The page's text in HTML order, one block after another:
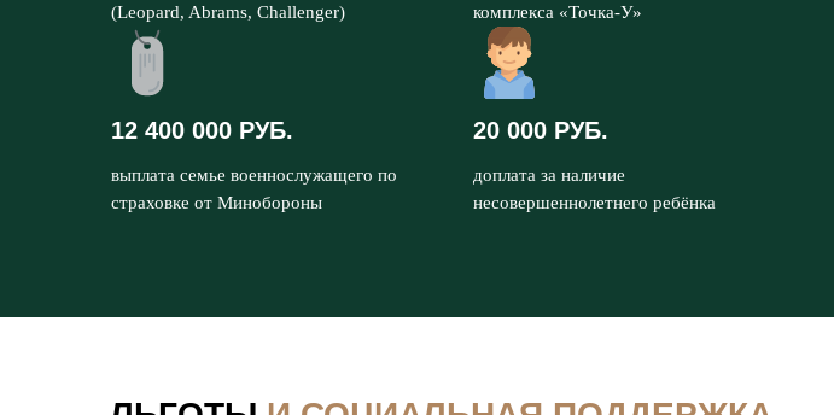
(Leopard, Abrams, Challenger)
комплекса «Точка-У»
12 400 000 РУБ.
выплата семье военнослужащего по
страховке от Минобороны
20 000 РУБ.
доплата за наличие
несовершеннолетнего ребёнка